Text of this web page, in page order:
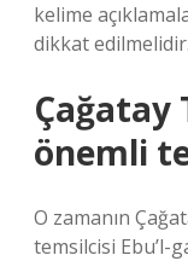
kelime
dikkat edilmelidir.
Çağatay
önemli
O zamanın
temsilcisi Ebu’l-